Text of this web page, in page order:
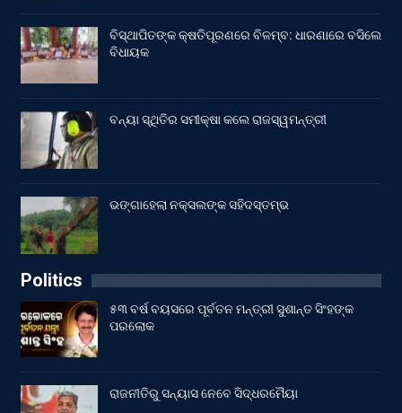
ବିସ୍ଥାପିତଙ୍କ କ୍ଷତିପୂରଣରେ ବିଳମ୍ବ: ଧାରଣାରେ ବସିଲେ
ବିଧାୟକ
ବନ୍ୟା ସ୍ଥିତିର ସମୀକ୍ଷା କଲେ ରାଜସ୍ୱମନ୍ତ୍ରୀ
ଭଙ୍ଗାହେଲା ନକ୍ସଲଙ୍କ ସହିଦସ୍ତମ୍ଭ
Politics
୫୩ ବର୍ଷ ବୟସରେ ପୂର୍ବତନ ମନ୍ତ୍ରୀ ସୁଶାନ୍ତ ସିଂହଙ୍କ
ପରଲୋକ
ରାଜନୀତିରୁ ସନ୍ୟାସ ନେବେ ସିଦ୍ଧରମୈୟା